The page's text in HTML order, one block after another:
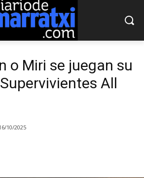
o Miri se juegan su
All
10/2025